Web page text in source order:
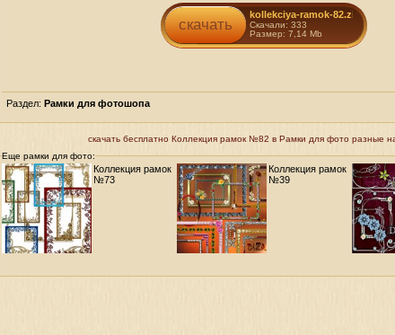
скачать
kollekciya-ramok-82.zip
Скачали: 333
Размер: 7,14 Mb
Раздел: Рамки для фотошопа
скачать бесплатно Коллекция рамок №82 в Рамки для фото разные
Еще рамки для фото:
Коллекция рамок
№73
Коллекция рамок
№39